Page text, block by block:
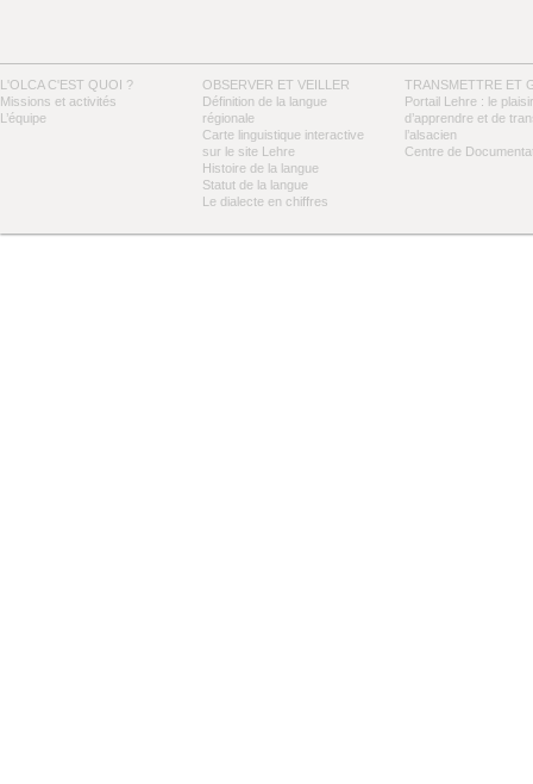
L'OLCA C'EST QUOI ?
Missions et activités
L’équipe
OBSERVER ET VEILLER
Définition de la langue
régionale
Carte linguistique interactive
sur le site Lehre
Histoire de la langue
Statut de la langue
Le dialecte en chiffres
TRANSMETTRE ET
Portail Lehre : le plaisir
d’apprendre et de
l’alsacien
Centre de